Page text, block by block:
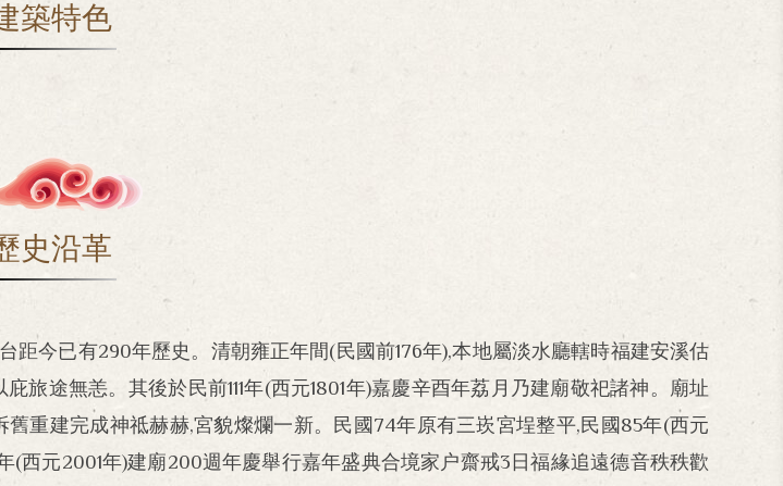
築特色
史沿革
今已有290年歷史。清朝雍正年間(民國前176年),本地屬淡水廳轄時福建安溪估
途無恙。其後於民前111年(西元1801年)嘉慶辛酉年荔月乃建廟敬祀諸神。廟址
重建完成神祗赫赫,宮貌燦爛一新。民國74年原有三崁宮埕整平,民國85年(西元
西元2001年)建廟200週年慶舉行嘉年盛典合境家户齋戒3日福緣追遠德音秩秩歡